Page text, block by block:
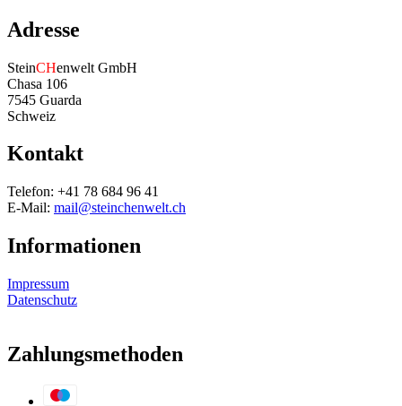
Adresse
SteinCHenwelt GmbH
Chasa 106
7545 Guarda
Schweiz
Kontakt
Telefon: +41 78 684 96 41
E-Mail: mail@steinchenwelt.ch
Informationen
Impressum
Datenschutz
Zahlungsmethoden